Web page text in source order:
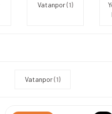
Vatanpor(1)
Vatanpor(1)